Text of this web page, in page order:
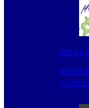
2023世
人記念大